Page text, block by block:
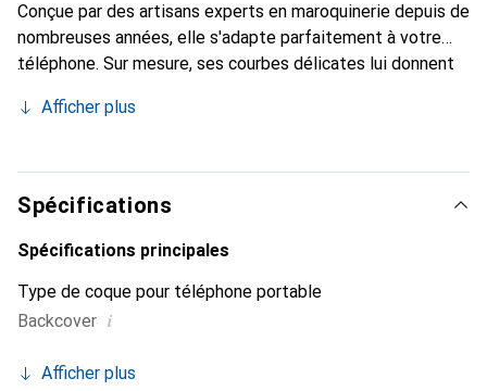
Conçue par des artisans experts en maroquinerie depuis de
nombreuses années, elle s'adapte parfaitement à votre
téléphone. Sur mesure, ses courbes délicates lui donnent
et indispensable de votre smartphone. Reconnu
marque Noreve est un choix sûr pour une clientèle
exigeante.
Afficher plus
Spécifications
Spécifications principales
Type de coque pour téléphone portable
Backcover i
Afficher plus